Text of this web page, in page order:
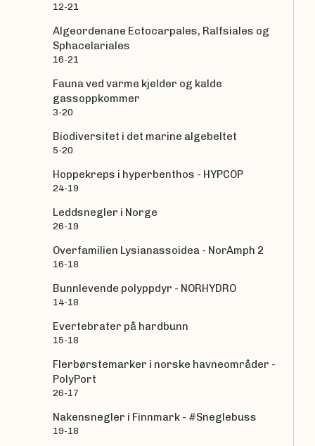
12-21
Algeordenane Ectocarpales, Ralfsiales og
Sphacelariales
16-21
Fauna ved varme kjelder og kalde
gassoppkommer
3-20
Biodiversitet i det marine algebeltet
5-20
Hoppekreps i hyperbenthos - HYPCOP
24-19
Leddsnegler i Norge
26-19
Overfamilien Lysianassoidea - NorAmph 2
16-18
Bunnlevende polyppdyr - NORHYDRO
14-18
Evertebrater på hardbunn
15-18
Flerbørstemarker i norske havneområder -
PolyPort
26-17
Nakensnegler i Finnmark - #Sneglebuss
19-18